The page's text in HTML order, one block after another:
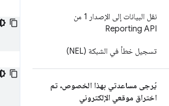
نقل البيانات إلى الإصدار 1 من
Reporting API
تسجيل خطأ في الشبكة (NEL)
يُرجى مساعدتي بهذا الخصوص. تم
اختراق موقعي الإلكتروني